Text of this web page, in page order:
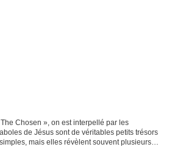
Chosen », on est interpellé par les
de Jésus sont de véritables petits trésors
mais elles révèlent souvent plusieurs